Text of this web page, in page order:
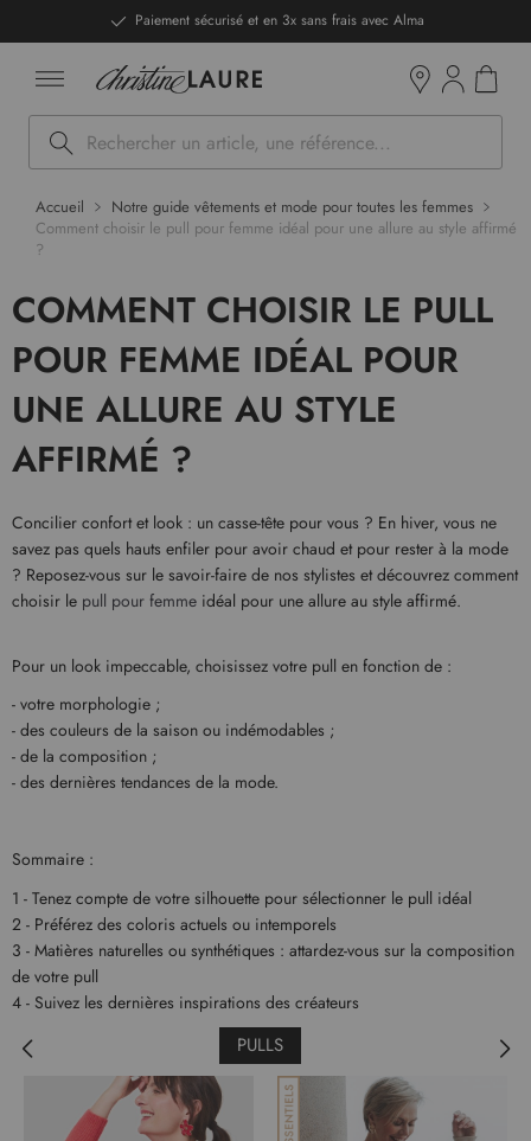
Paiement sécurisé et en 3x sans frais avec Alma
Rechercher
Accueil
Notre guide vêtements et mode pour toutes les femmes
Comment choisir le pull pour femme idéal pour une allure au style affirmé
?
COMMENT CHOISIR LE PULL
POUR FEMME IDÉAL POUR
UNE ALLURE AU STYLE
AFFIRMÉ ?
Concilier confort et look : un casse-tête pour vous ? En hiver, vous ne
savez pas quels hauts enfiler pour avoir chaud et pour rester à la mode
? Reposez-vous sur le savoir-faire de nos stylistes et découvrez comment
choisir le pull pour femme idéal pour une allure au style affirmé.
Pour un look impeccable, choisissez votre pull en fonction de :
- votre morphologie ;
- des couleurs de la saison ou indémodables ;
- de la composition ;
- des dernières tendances de la mode.
Sommaire :
1 - Tenez compte de votre silhouette pour sélectionner le pull idéal
2 - Préférez des coloris actuels ou intemporels
3 - Matières naturelles ou synthétiques : attardez-vous sur la composition
de votre pull
4 - Suivez les dernières inspirations des créateurs
PULLS